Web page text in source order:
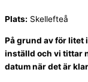
Plats: Skellefteå
På grund av för
inställd och vi tittar
datum när det är